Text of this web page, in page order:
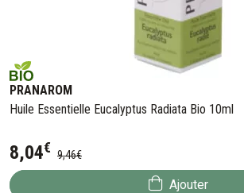
PRANAROM
Huile Essentielle Eucalyptus Radiata Bio 10ml
8,04€ 9,46€
Ajouter